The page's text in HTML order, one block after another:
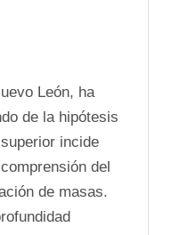
León, ha
de la hipótesis
incide
del
de masas.